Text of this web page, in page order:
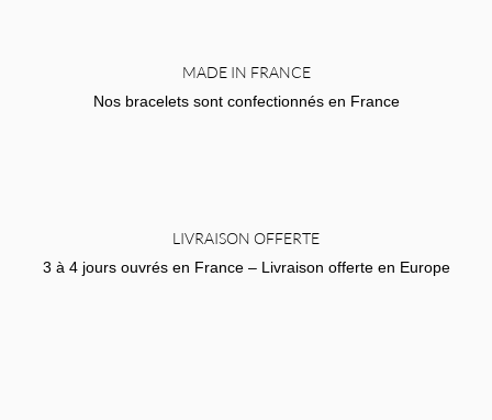
MADE IN FRANCE
Nos bracelets sont confectionnés en France
LIVRAISON OFFERTE
3 à 4 jours ouvrés en France – Livraison offerte en Europe